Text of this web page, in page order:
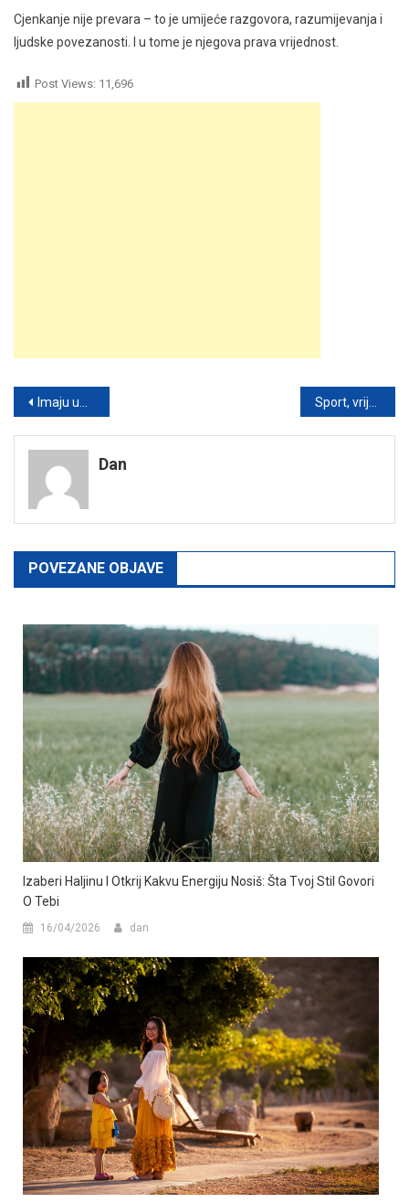
Cjenkanje nije prevara – to je umijeće razgovora, razumijevanja i
ljudske povezanosti. I u tome je njegova prava vrijednost.
Post Views: 11,696
Post
navigation
Imaju um poput švajcarskog sata?
Dan
POVEZANE OBJAVE
Izaberi Haljinu I Otkrij Kakvu Energiju Nosiš: Šta Tvoj Stil Govori
O Tebi
16/04/2026 dan